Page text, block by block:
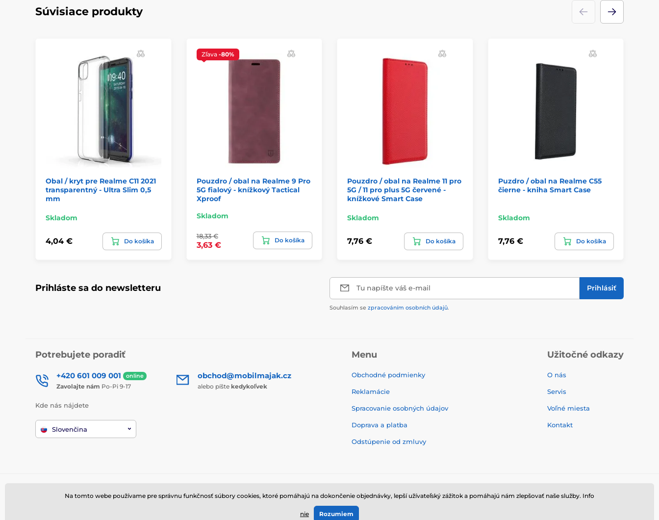
Súvisiace produkty
Obal / kryt pre Realme C11 2021
transparentný - Ultra Slim 0,5
mm
Skladom
4,04 € Do košíka
Zľava -80%
Pouzdro / obal na Realme 9 Pro
5G fialový - knížkový Tactical
Xproof
Skladom
18,33 €
3,63 €
Do košíka
Pouzdro / obal na Realme 11 pro
5G / 11 pro plus 5G červené -
knížkové Smart Case
Skladom
7,76 € Do košíka
Puzdro / obal na Realme C55
čierne - kniha Smart Case
Skladom
7,76 € Do košíka
Prihláste sa do newsletteru Tu napíšte váš e-mail Prihlásiť
Souhlasím se zpracováním osobních údajů.
Potrebujete poradiť
+420 601 009 001 online
Zavolajte nám Po-Pi 9-17
obchod@mobilmajak.cz
alebo píšte kedykoľvek
Kde nás nájdete
Slovenčina
Menu
Obchodné podmienky
Reklamácie
Spracovanie osobných údajov
Doprava a platba
Odstúpenie od zmluvy
Užitočné odkazy
O nás
Servis
Voľné miesta
Kontakt
© 2026 www.mobilmajak.sk ⦁ E-shop vytvorilaSIMPLIA.cz
Na tomto webe používame pre správnu funkčnosť súbory cookies, ktoré pomáhajú na dokončenie objednávky, lepší užívateľský zážitok a pomáhajú nám zlepšovať naše služby. Info
nie Rozumiem